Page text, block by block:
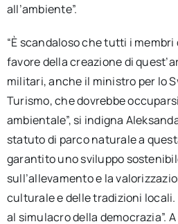
all’ambiente”.
“È scandaloso che tutti i
favore della creazione di
militari, anche il ministro per lo
Turismo, che dovrebbe
ambientale”, si indigna
statuto di parco naturale a
garantito uno sviluppo
sull’allevamento e la
culturale e delle tradizioni
al simulacro della democrazia”.